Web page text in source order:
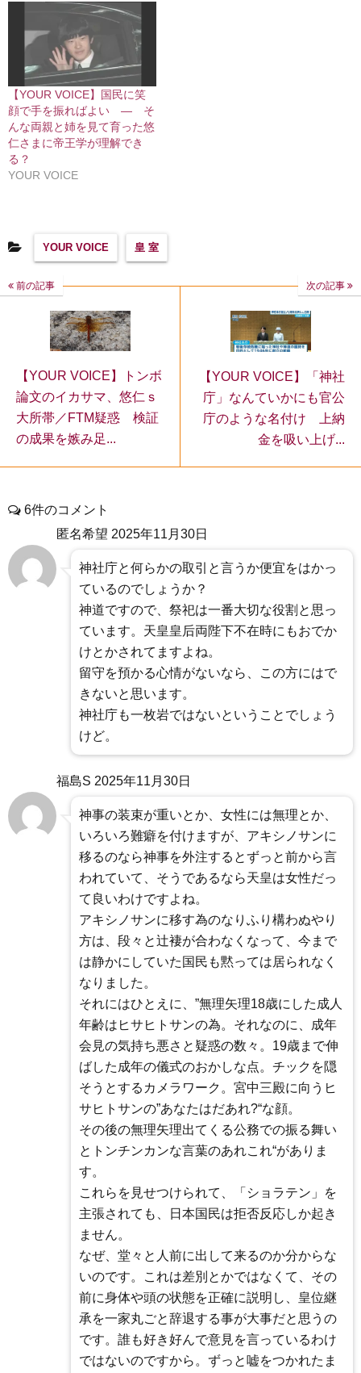
【YOUR VOICE】国民に笑
顔で手を振ればよい ― そ
んな両親と姉を見て育った悠
仁さまに帝王学が理解でき
る？
YOUR VOICE
YOUR VOICE 皇 室
前の記事
【YOUR VOICE】トンボ
論文のイカサマ、悠仁ｓ
大所帯／FTM疑惑 検証
の成果を嫉み足...
次の記事
【YOUR VOICE】「神社
庁」なんていかにも官公
庁のような名付け 上納
金を吸い上げ...
6件のコメント
匿名希望 2025年11月30日
神社庁と何らかの取引と言うか便宜をはかっ
ているのでしょうか？
神道ですので、祭祀は一番大切な役割と思っ
ています。天皇皇后両陛下不在時にもおでか
けとかされてますよね。
留守を預かる心情がないなら、この方にはで
きないと思います。
神社庁も一枚岩ではないということでしょう
けど。
福島S 2025年11月30日
神事の装束が重いとか、女性には無理とか、
いろいろ難癖を付けますが、アキシノサンに
移るのなら神事を外注するとずっと前から言
われていて、そうであるなら天皇は女性だっ
て良いわけですよね。
アキシノサンに移す為のなりふり構わぬやり
方は、段々と辻褄が合わなくなって、今まで
は静かにしていた国民も黙っては居られなく
なりました。
それにはひとえに、”無理矢理18歳にした成人
年齢はヒサヒトサンの為。それなのに、成年
会見の気持ち悪さと疑惑の数々。19歳まで伸
ばした成年の儀式のおかしな点。チックを隠
そうとするカメラワーク。宮中三殿に向うヒ
サヒトサンの”あなたはだあれ?“な顔。
その後の無理矢理出てくる公務での振る舞い
とトンチンカンな言葉のあれこれ“がありま
す。
これらを見せつけられて、「ショラテン」を
主張されても、日本国民は拒否反応しか起き
ません。
なぜ、堂々と人前に出して来るのか分からな
いのです。これは差別とかではなくて、その
前に身体や頭の状態を正確に説明し、皇位継
承を一家丸ごと辞退する事が大事だと思うの
です。誰も好き好んで意見を言っているわけ
ではないのですから。ずっと嘘をつかれたま